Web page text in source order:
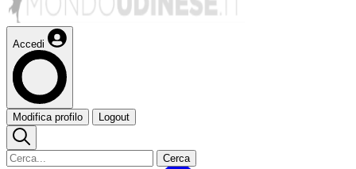
Accedi
Modifica profilo Logout
Cerca